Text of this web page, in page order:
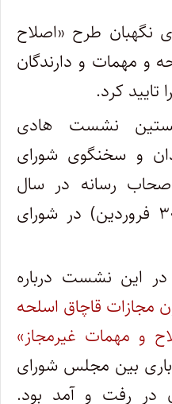
نگهبان طرح «اصلاح
و مهمات و دارندگان
کرد.
نشست هادی
و سخنگوی شورای
اصحاب رسانه در سال
۱۴۰۴، صبح روز شنبه (۳۰ فروردین) در شورای
این نشست درباره
مجازات قاچاق اسلحه
و مهمات غیرمجاز»
بین مجلس شورای
در رفت و آمد بود.